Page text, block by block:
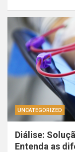
UNCATEGORIZED
Diálise:
Entenda as